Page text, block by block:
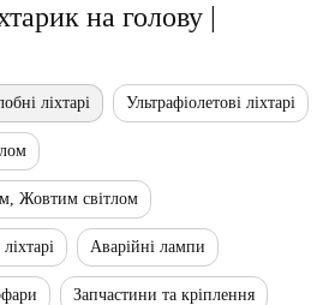
на голову |
ліхтарі Ультрафіолетові ліхтарі
Жовтим світлом
Аварійні лампи
Запчастини та кріплення